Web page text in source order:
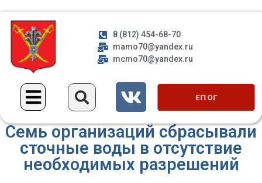
8 (812) 454-68-70
mamo70@yandex.ru
mcmo70@yandex.ru
ЕП ОГ
Семь организаций сбрасывали
сточные воды в отсутствие
необходимых разрешений